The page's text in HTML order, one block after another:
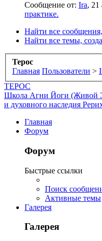
Сообщение от: Ira, 21
практике.
Найти все
Найти все темы,
Терос
Главная Пользователи >
ТЕРОС
Школа Агни Йоги (Живой
и духовного наследия
Главная
Форум
Форум
Быстрые ссылки
Поиск
Активные темы
Галерея
Галерея